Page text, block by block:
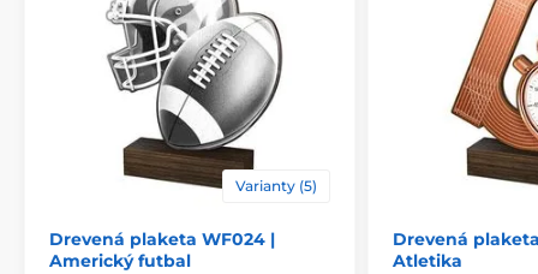
Varianty (5)
Drevená plaketa WF024 |
Americký futbal
Drevená
Atletika